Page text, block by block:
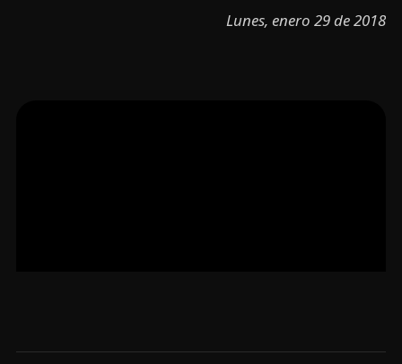
Lunes, enero 29 de 2018